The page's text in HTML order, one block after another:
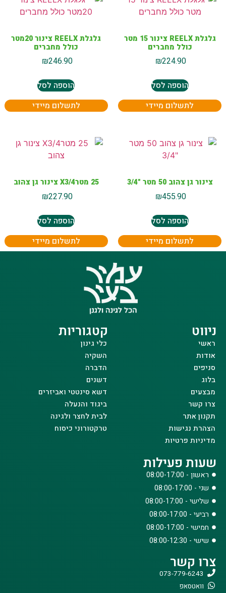
גלגלת REELX צינור 15 מטר
כולל מחברים
₪224.90
הוספה לסל
לתשלום מיידי
גלגלת REELX צינור 20מטר
כולל מחברים
₪246.90
הוספה לסל
לתשלום מיידי
צינור גן צהוב 50 מטר "3/4
₪455.90
הוספה לסל
לתשלום מיידי
25 מטרX3/4 צינור גן צהוב
₪227.90
הוספה לסל
לתשלום מיידי
ניווט
ראשי
אודות
סניפים
בלוג
מבצעים
צרו קשר
תקנון אתר
הצהרת נגישות
מדיניות פרטיות
קטגוריות
כלי גינון
השקיה
הדברה
דשנים
דשא סינטטי ואביזרים
ביגוד והנעלה
לבית לחצר ולגינה
טרקטורוני כיסוח
שעות פעילות
ראשון - 08:00-17:00
שני - 08:00-17:00
שלישי - 08:00-17:00
רביעי - 08:00-17:00
חמישי - 08:00-17:00
שישי - 08:00-12:30
צרו קשר
073-779-6243
וואטסאפ